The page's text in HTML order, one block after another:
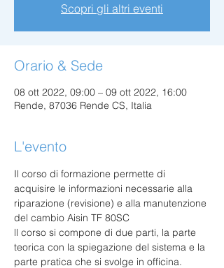
Scopri gli altri eventi
Orario & Sede
08 ott 2022, 09:00 – 09 ott 2022, 16:00
Rende, 87036 Rende CS, Italia
L'evento
Il corso di formazione permette di
acquisire le informazioni necessarie alla
riparazione (revisione) e alla manutenzione
del cambio Aisin TF 80SC
ll corso si compone di due parti, la parte
teorica con la spiegazione del sistema e la
parte pratica che si svolge in officina.